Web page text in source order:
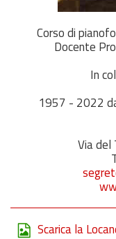
Corso di
Docente
In
1957 - 2022
Via del
Scarica la